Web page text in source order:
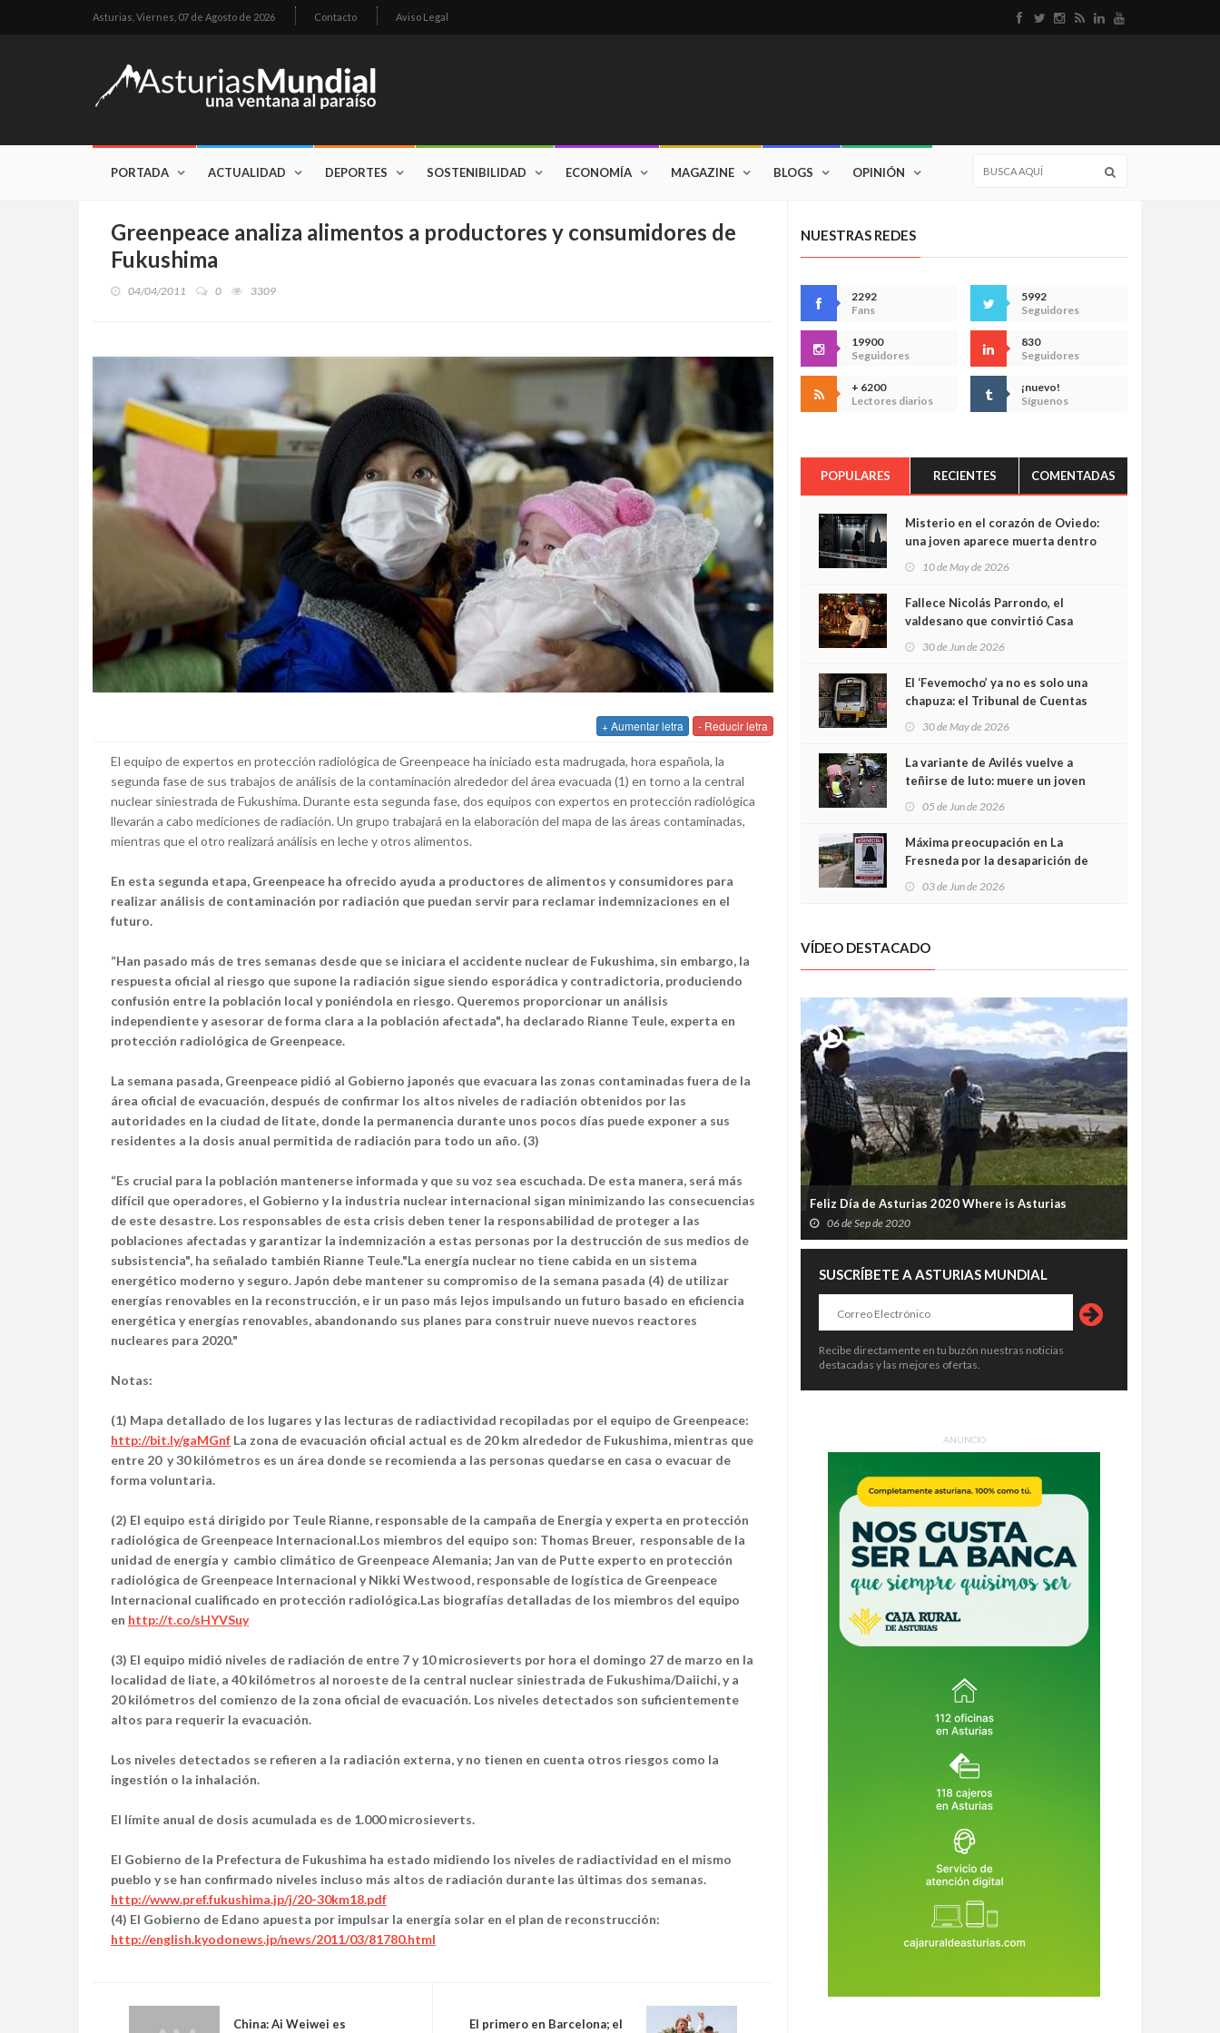
Asturias, Viernes, 07 de Agosto de 2026 Contacto Aviso Legal
PORTADA ACTUALIDAD DEPORTES SOSTENIBILIDAD ECONOMÍA MAGAZINE BLOGS OPINIÓN
Greenpeace analiza alimentos a productores y consumidores de
Fukushima
04/04/2011 0 3309
+ Aumentar letra - Reducir letra
El equipo de expertos en protección radiológica de Greenpeace ha iniciado esta madrugada, hora española, la
segunda fase de sus trabajos de análisis de la contaminación alrededor del área evacuada (1) en torno a la central
nuclear siniestrada de Fukushima. Durante esta segunda fase, dos equipos con expertos en protección radiológica
llevarán a cabo mediciones de radiación. Un grupo trabajará en la elaboración del mapa de las áreas contaminadas,
mientras que el otro realizará análisis en leche y otros alimentos.
En esta segunda etapa, Greenpeace ha ofrecido ayuda a productores de alimentos y consumidores para
realizar análisis de contaminación por radiación que puedan servir para reclamar indemnizaciones en el
futuro.
“Han pasado más de tres semanas desde que se iniciara el accidente nuclear de Fukushima, sin embargo, la
respuesta oficial al riesgo que supone la radiación sigue siendo esporádica y contradictoria, produciendo
confusión entre la población local y poniéndola en riesgo. Queremos proporcionar un análisis
independiente y asesorar de forma clara a la población afectada", ha declarado Rianne Teule, experta en
protección radiológica de Greenpeace.
La semana pasada, Greenpeace pidió al Gobierno japonés que evacuara las zonas contaminadas fuera de la
área oficial de evacuación, después de confirmar los altos niveles de radiación obtenidos por las
autoridades en la ciudad de Iitate, donde la permanencia durante unos pocos días puede exponer a sus
residentes a la dosis anual permitida de radiación para todo un año. (3)
“Es crucial para la población mantenerse informada y que su voz sea escuchada. De esta manera, será más
difícil que operadores, el Gobierno y la industria nuclear internacional sigan minimizando las consecuencias
de este desastre. Los responsables de esta crisis deben tener la responsabilidad de proteger a las
poblaciones afectadas y garantizar la indemnización a estas personas por la destrucción de sus medios de
subsistencia", ha señalado también Rianne Teule."La energía nuclear no tiene cabida en un sistema
energético moderno y seguro. Japón debe mantener su compromiso de la semana pasada (4) de utilizar
energías renovables en la reconstrucción, e ir un paso más lejos impulsando un futuro basado en eficiencia
energética y energías renovables, abandonando sus planes para construir nueve nuevos reactores
nucleares para 2020."
Notas:
(1) Mapa detallado de los lugares y las lecturas de radiactividad recopiladas por el equipo de Greenpeace:
http://bit.ly/gaMGnf La zona de evacuación oficial actual es de 20 km alrededor de Fukushima, mientras que
entre 20 y 30 kilómetros es un área donde se recomienda a las personas quedarse en casa o evacuar de
forma voluntaria.
(2) El equipo está dirigido por Teule Rianne, responsable de la campaña de Energía y experta en protección
radiológica de Greenpeace Internacional.Los miembros del equipo son: Thomas Breuer, responsable de la
unidad de energía y cambio climático de Greenpeace Alemania; Jan van de Putte experto en protección
radiológica de Greenpeace Internacional y Nikki Westwood, responsable de logística de Greenpeace
Internacional cualificado en protección radiológica.Las biografías detalladas de los miembros del equipo
en http://t.co/sHYVSuy
(3) El equipo midió niveles de radiación de entre 7 y 10 microsieverts por hora el domingo 27 de marzo en la
localidad de Iiate, a 40 kilómetros al noroeste de la central nuclear siniestrada de Fukushima/Daiichi, y a
20 kilómetros del comienzo de la zona oficial de evacuación. Los niveles detectados son suficientemente
altos para requerir la evacuación.
Los niveles detectados se refieren a la radiación externa, y no tienen en cuenta otros riesgos como la
ingestión o la inhalación.
El límite anual de dosis acumulada es de 1.000 microsieverts.
El Gobierno de la Prefectura de Fukushima ha estado midiendo los niveles de radiactividad en el mismo
pueblo y se han confirmado niveles incluso más altos de radiación durante las últimas dos semanas.
http://www.pref.fukushima.jp/j/20-30km18.pdf
(4) El Gobierno de Edano apuesta por impulsar la energía solar en el plan de reconstrucción:
http://english.kyodonews.jp/news/2011/03/81780.html
China: Ai Weiwei es
El primero en Barcelona; el
NUESTRAS REDES
2292
Fans
5992
Seguidores
19900
Seguidores
830
Seguidores
+ 6200
Lectores diarios
¡nuevo!
Síguenos
POPULARES RECIENTES COMENTADAS
Misterio en el corazón de Oviedo:
una joven aparece muerta dentro
cámaras captan sus últimos
minutos
10 de May de 2026
Fallece Nicolás Parrondo, el
valdesano que convirtió Casa
30 de Jun de 2026
El ‘Fevemocho’ ya no es solo una
chapuza: el Tribunal de Cuentas
sobrecoste de los trenes que no
cabían por los túneles
30 de May de 2026
La variante de Avilés vuelve a
teñirse de luto: muere un joven
05 de Jun de 2026
Máxima preocupación en La
Fresneda por la desaparición de
03 de Jun de 2026
VÍDEO DESTACADO
Feliz Día de Asturias 2020 Where is Asturias
06 de Sep de 2020
SUSCRÍBETE A ASTURIAS MUNDIAL
Recibe directamente en tu buzón nuestras noticias
destacadas y las mejores ofertas.
ANUNCIO